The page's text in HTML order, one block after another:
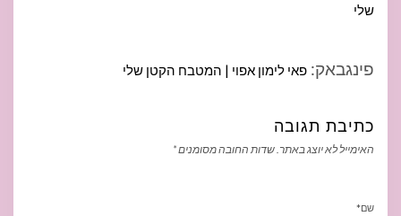
שלי
פינגבאק: פאי לימון אפוי | המטבח הקטן שלי
כתיבת תגובה
האימייל לא יוצג באתר.שדות החובה מסומנים*
שם*